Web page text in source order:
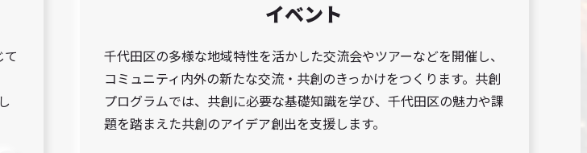
イベント
千代田区の多様な地域特性を活かした交流会やツアーなどを開催し、
コミュニティ内外の新たな交流・共創のきっかけをつくります。共創
プログラムでは、共創に必要な基礎知識を学び、千代田区の魅力や課
題を踏まえた共創のアイデア創出を支援します。